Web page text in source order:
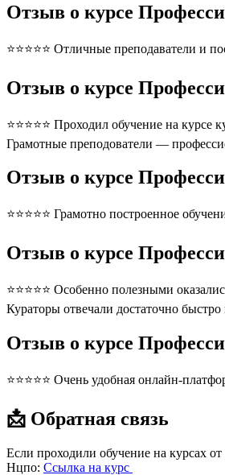
Отзыв о курсе
⭐⭐⭐⭐⭐ Отличные преподаватели и
Отзыв о курсе
⭐⭐⭐⭐⭐ Проходил обучение на
Грамотные преподователи —
Отзыв о курсе
⭐⭐⭐⭐⭐ Грамотно построенное
Отзыв о курсе
⭐⭐⭐⭐⭐ Особенно полезными
Кураторы отвечали достаточно
Отзыв о курсе
⭐⭐⭐⭐⭐ Очень удобная онлайн-
📩 Обратная связь
Если проходили обучение на курсах
Нцпо: Ссылка на курс